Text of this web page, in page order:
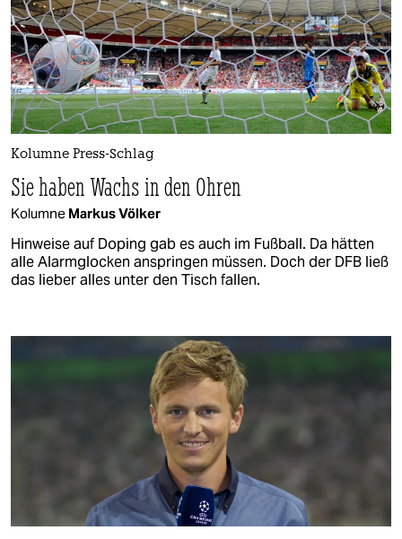
Kolumne Press-Schlag
Sie haben Wachs in den Ohren
Kolumne Markus Völker
Hinweise auf Doping gab es auch im Fußball. Da hätten
alle Alarmglocken anspringen müssen. Doch der DFB ließ
das lieber alles unter den Tisch fallen.